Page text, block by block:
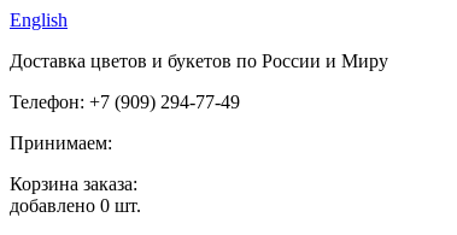
English
Доставка цветов и букетов по России и Миру
Телефон: +7 (909) 294-77-49
Принимаем:
Корзина заказа:
добавлено 0 шт.